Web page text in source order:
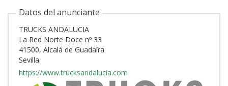
Datos del anunciante
TRUCKS ANDALUCIA
La Red Norte Doce nº 33
41500, Alcalá de Guadaíra
Sevilla
https://www.trucksandalucia.com